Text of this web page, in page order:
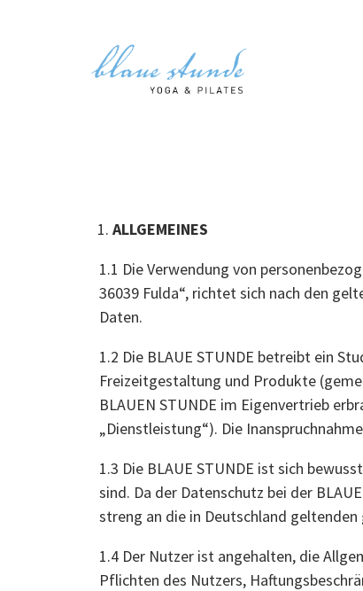
ALLGEMEINES
1.1 Die Verwendung von
36039 Fulda“, richtet sich nach den
Daten.
1.2 Die BLAUE STUNDE betreibt ein
Freizeitgestaltung und Produkte
BLAUEN STUNDE im Eigenvertrieb
„Dienstleistung“). Die
1.3 Die BLAUE STUNDE ist sich
sind. Da der Datenschutz bei der
streng an die in Deutschland
1.4 Der Nutzer ist angehalten, die
Pflichten des Nutzers,